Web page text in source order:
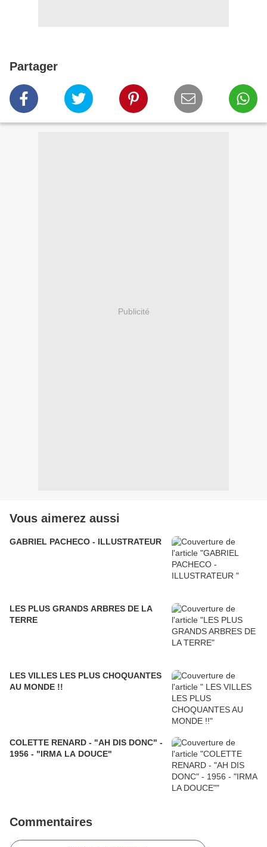
Partager
Publicité
Vous aimerez aussi
GABRIEL PACHECO - ILLUSTRATEUR
LES PLUS GRANDS ARBRES DE LA
TERRE
LES VILLES LES PLUS CHOQUANTES
AU MONDE !!
COLETTE RENARD - "AH DIS DONC" -
1956 - "IRMA LA DOUCE"
Commentaires